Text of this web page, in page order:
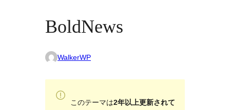
BoldNews
WalkerWP
このテーマは2年以上更新されて